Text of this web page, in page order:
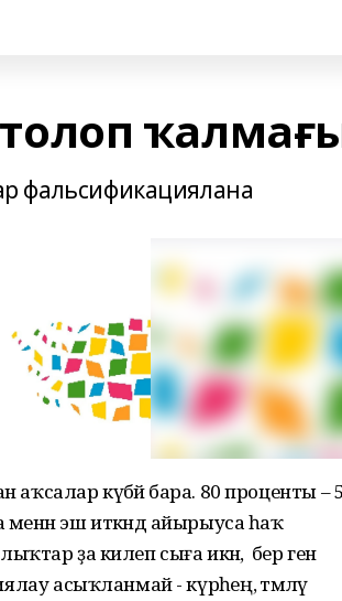
фальсификациялана
аҡсалар күбәйә бара. 80 проценты – 5
эш иткәндә айырыуса һаҡ
ҙа килеп сыға икән, ә бер генә
асыҡланмай - күрәһең, әтмәләү